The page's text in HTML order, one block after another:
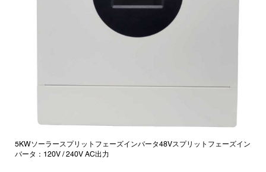
5KWソーラースプリットフェーズインバータ48Vスプリットフェーズイン
バータ：120V / 240V AC出力